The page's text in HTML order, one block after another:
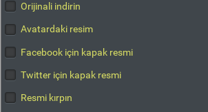
Orijinali indirin
Avatardaki resim
Facebook için kapak resmi
Twitter için kapak resmi
Resmi kırpın